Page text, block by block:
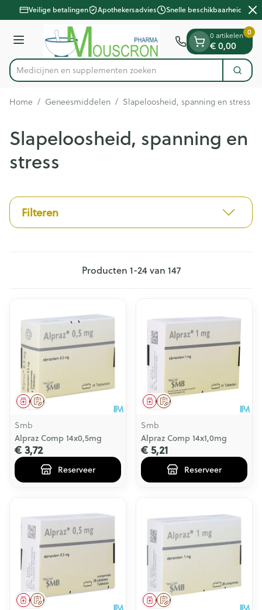
Ga naar de inhoud
2 van 2Veilige betalingen Apothekersadvies Snelle beschikbaarheid
Menu
Product, merk, categorie...
Medicijnen en Zoek
0 artikelen
€ 0,00
0
Home / Geneesmiddelen / Slapeloosheid, spanning en stress
Slapeloosheid, spanning en
stress
Filteren
Producten 1-24van 147
Op voorschrift
Geneesmiddel
Smb
Alpraz Comp 14x0,5mg
€ 3,72
Reserveer
Op voorschrift
Geneesmiddel
Smb
Alpraz Comp 14x1,0mg
€ 5,21
Reserveer
Op voorschrift
Geneesmiddel Op voorschrift
Geneesmiddel